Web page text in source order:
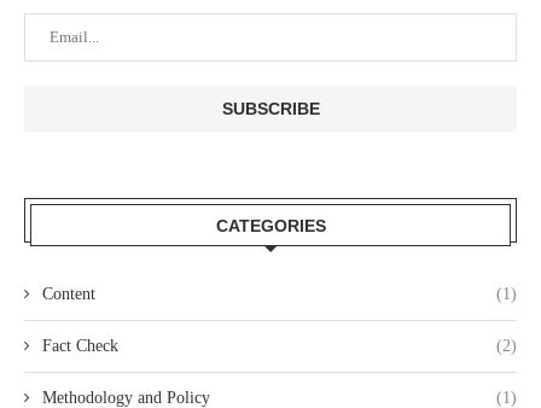
CATEGORIES
Content (1)
Fact Check (2)
Methodology and Policy (1)